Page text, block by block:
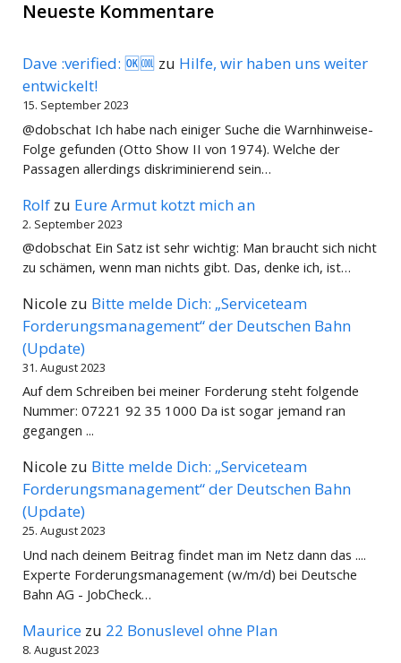
Neueste Kommentare
Dave :verified: 🆗🆒 zu Hilfe, wir haben uns weiter
entwickelt!
15. September 2023
@dobschat Ich habe nach einiger Suche die Warnhinweise-
Folge gefunden (Otto Show II von 1974). Welche der
Passagen allerdings diskriminierend sein…
Rolf zu Eure Armut kotzt mich an
2. September 2023
@dobschat Ein Satz ist sehr wichtig: Man braucht sich nicht
zu schämen, wenn man nichts gibt. Das, denke ich, ist…
Nicole zu Bitte melde Dich: „Serviceteam
Forderungsmanagement“ der Deutschen Bahn
(Update)
31. August 2023
Auf dem Schreiben bei meiner Forderung steht folgende
Nummer: 07221 92 35 1000 Da ist sogar jemand ran
gegangen ...
Nicole zu Bitte melde Dich: „Serviceteam
Forderungsmanagement“ der Deutschen Bahn
(Update)
25. August 2023
Und nach deinem Beitrag findet man im Netz dann das ....
Experte Forderungsmanagement (w/m/d) bei Deutsche
Bahn AG - JobCheck…
Maurice zu 22 Bonuslevel ohne Plan
8. August 2023